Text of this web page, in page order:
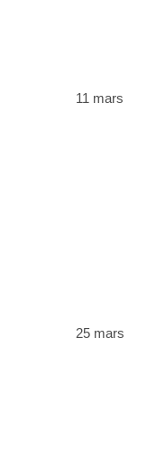
11 mars
25 mars